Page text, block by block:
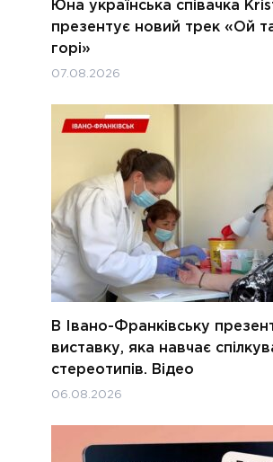
Юна українська співачка
презентує новий трек «Ой
горі»
07.08.2026
В Івано-Франківську
виставку, яка навчає
стереотипів. Відео
06.08.2026